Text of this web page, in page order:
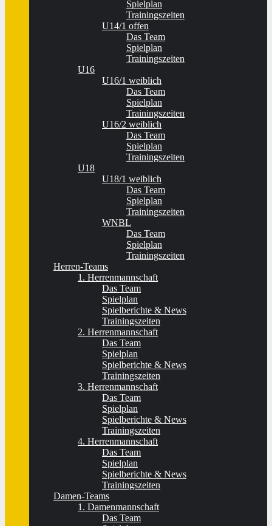
Spielplan
Trainingszeiten
U14/1 offen
Das Team
Spielplan
Trainingszeiten
U16
U16/1 weiblich
Das Team
Spielplan
Trainingszeiten
U16/2 weiblich
Das Team
Spielplan
Trainingszeiten
U18
U18/1 weiblich
Das Team
Spielplan
Trainingszeiten
WNBL
Das Team
Spielplan
Trainingszeiten
Herren-Teams
1. Herrenmannschaft
Das Team
Spielplan
Spielberichte & News
Trainingszeiten
2. Herrenmannschaft
Das Team
Spielplan
Spielberichte & News
Trainingszeiten
3. Herrenmannschaft
Das Team
Spielplan
Spielberichte & News
Trainingszeiten
4. Herrenmannschaft
Das Team
Spielplan
Spielberichte & News
Trainingszeiten
Damen-Teams
1. Damenmannschaft
Das Team